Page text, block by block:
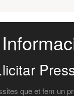
que et fem un